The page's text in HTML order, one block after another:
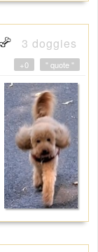
3 doggies
" quote "
+0